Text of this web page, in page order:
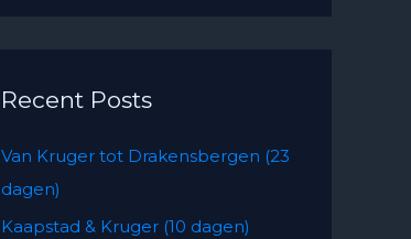
c
f
o
r
Recent Posts
Van Kruger tot Drakensbergen (23
dagen)
Kaapstad & Kruger (10 dagen)